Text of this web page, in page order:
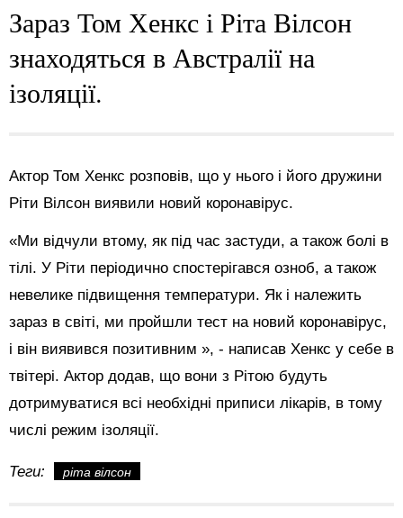
Зараз Том Хенкс і Ріта Вілсон
знаходяться в Австралії на
ізоляції.
Актор Том Хенкс розповів, що у нього і його дружини
Ріти Вілсон виявили новий коронавірус.
«Ми відчули втому, як під час застуди, а також болі в
тілі. У Ріти періодично спостерігався озноб, а також
невелике підвищення температури. Як і належить
зараз в світі, ми пройшли тест на новий коронавірус,
і він виявився позитивним », - написав Хенкс у себе в
твітері. Актор додав, що вони з Рітою будуть
дотримуватися всі необхідні приписи лікарів, в тому
числі режим ізоляції.
Теги: ріта вілсон